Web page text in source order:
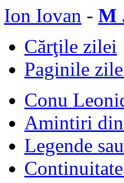
Ion Iovan - M
Cărţile zilei
Paginile
Conu
Amintiri
Legende